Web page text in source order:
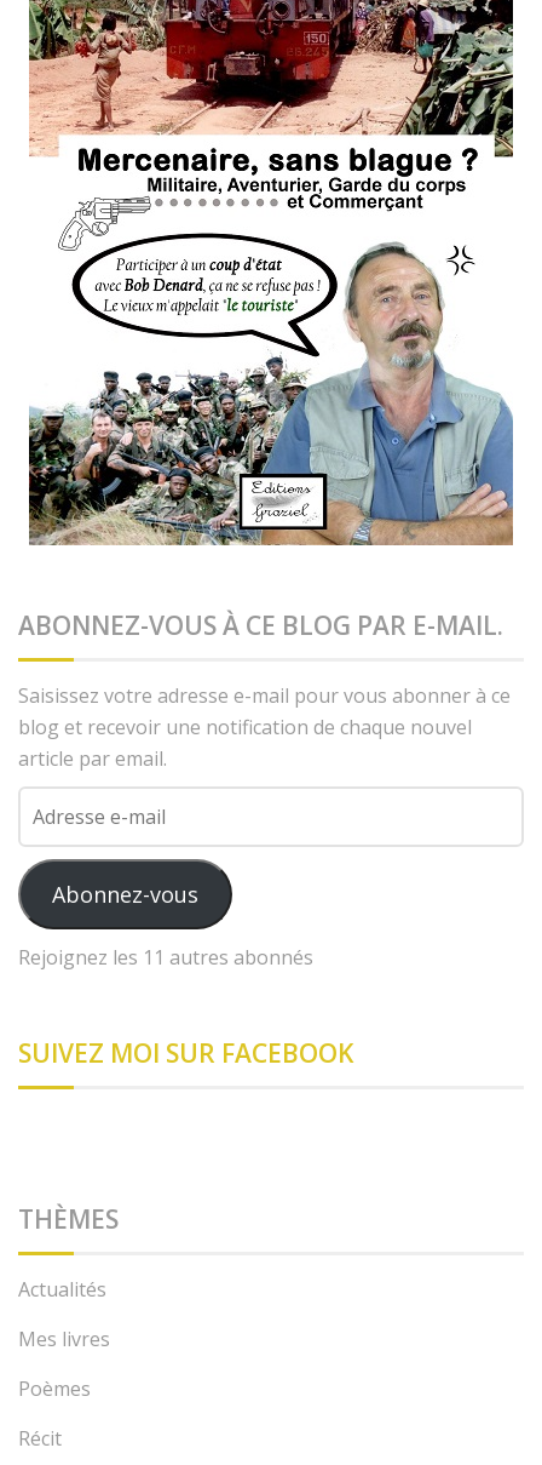
ABONNEZ-VOUS À CE BLOG PAR E-MAIL.
Saisissez votre adresse e-mail pour vous abonner à ce
blog et recevoir une notification de chaque nouvel
article par email.
e-
mail
Abonnez-vous
Rejoignez les 11 autres abonnés
SUIVEZ MOI SUR FACEBOOK
THÈMES
Actualités
Mes livres
Poèmes
Récit